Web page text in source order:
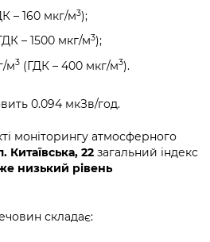
– 160 мкг/м3);
– 1500 мкг/м3);
м3 (ГДК – 400 мкг/м3).
0.094 мкЗв/год.
моніторингу атмосферного
Китаївська, 22 загальний індекс
низький рівень
складає: